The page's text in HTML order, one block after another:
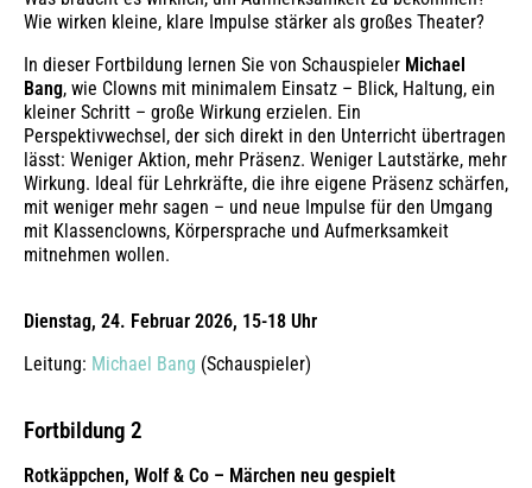
Wie wirken kleine, klare Impulse stärker als großes Theater?
In dieser Fortbildung lernen Sie von Schauspieler Michael
Bang, wie Clowns mit minimalem Einsatz – Blick, Haltung, ein
kleiner Schritt – große Wirkung erzielen. Ein
Perspektivwechsel, der sich direkt in den Unterricht übertragen
lässt: Weniger Aktion, mehr Präsenz. Weniger Lautstärke, mehr
Wirkung. Ideal für Lehrkräfte, die ihre eigene Präsenz schärfen,
mit weniger mehr sagen – und neue Impulse für den Umgang
mit Klassenclowns, Körpersprache und Aufmerksamkeit
mitnehmen wollen.
Dienstag, 24. Februar 2026, 15-18 Uhr
Leitung: Michael Bang (Schauspieler)
Fortbildung 2
Rotkäppchen, Wolf & Co – Märchen neu gespielt